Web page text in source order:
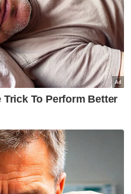
parti tersasar dan
percaya, kita harus
Kita harus kekal
merawat parti.
tidak bersalah.
dibiarkan
juga mampu
diketahui orang